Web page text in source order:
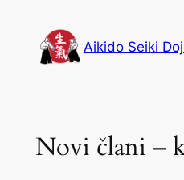
content
Aikido Seiki
Novi člani –